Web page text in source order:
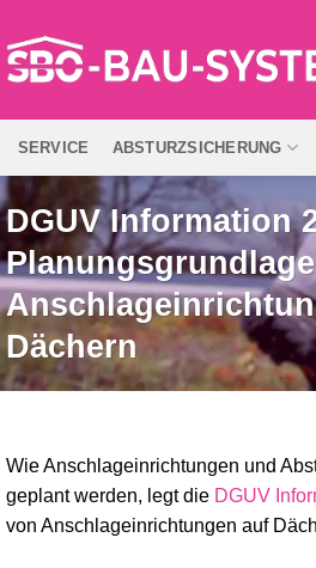
SERVICE ABSTURZSICHERUNG
DGUV Information
Dächern
Wie Anschlageinrichtungen und
geplant werden, legt die DGUV
von Anschlageinrichtungen auf